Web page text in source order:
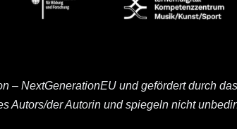
– NextGenerationEU und gefördert durch
Autors/der Autorin und spiegeln nicht